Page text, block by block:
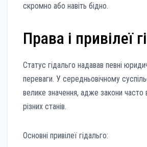
скромно або навіть бідно.
Права і привілеї
Статус гідальго надавав певні
переваги. У середньовічному
велике значення, адже закони часто
різних станів.
Основні привілеї гідальго: